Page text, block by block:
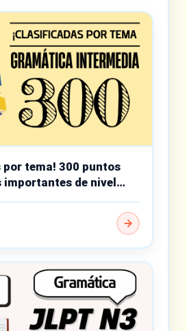
por tema! 300 puntos
de nivel